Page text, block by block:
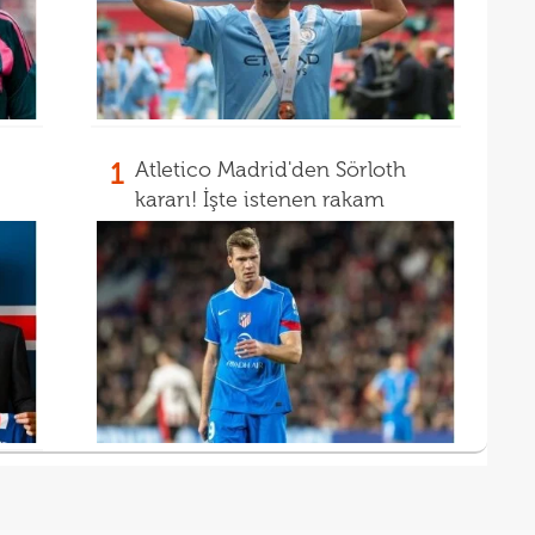
1 Atletico Madrid'den Sörloth
kararı! İşte istenen rakam